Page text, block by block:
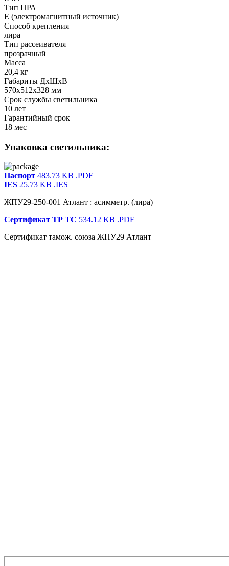
Тип ПРА
E (электромагнитный источник)
Способ крепления
лира
Тип рассеивателя
прозрачный
Масса
20,4 кг
Габариты ДхШхВ
570x512x328 мм
Срок службы светильника
10 лет
Гарантийный срок
18 мес
Упаковка светильника:
Паспорт 483.73 KB .PDF
IES 25.73 KB .IES
ЖПУ29-250-001 Атлант : асимметр. (лира)
Сертификат ТР ТС 534.12 KB .PDF
Сертификат тамож. союза ЖПУ29 Атлант